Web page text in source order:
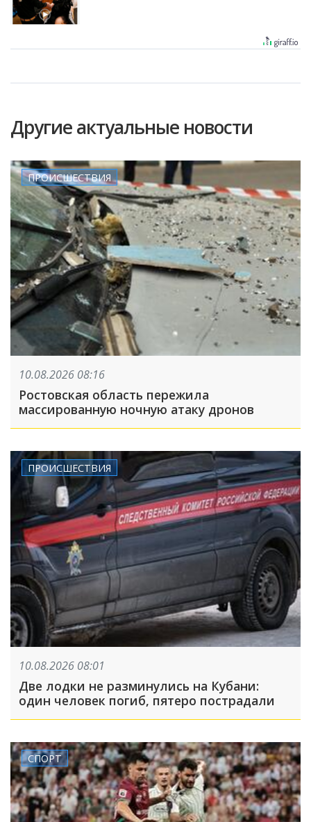
Другие актуальные новости
ПРОИСШЕСТВИЯ
10.08.2026 08:16
Ростовская область пережила
массированную ночную атаку дронов
ПРОИСШЕСТВИЯ
10.08.2026 08:01
Две лодки не разминулись на Кубани:
один человек погиб, пятеро пострадали
СПОРТ